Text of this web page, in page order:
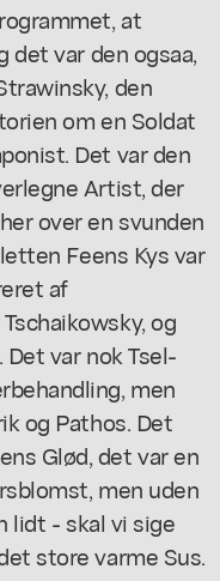
at
det var den ogsaa,
den
om en Soldat
Det var den
Artist, der
over en svunden
Feens Kys var
af
og
var nok Tsel-
men
og Pathos. Det
Glød, det var en
men uden
lidt - skal vi sige
store varme Sus.